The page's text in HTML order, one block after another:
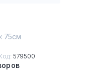
75см
579500